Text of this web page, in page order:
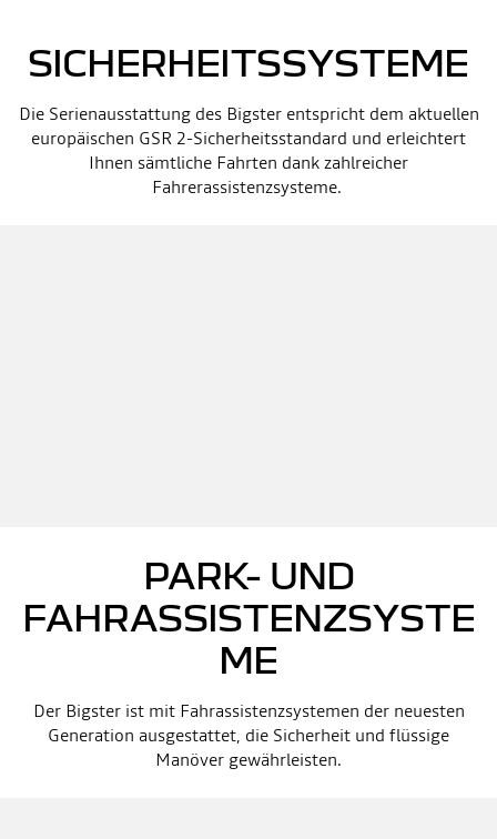
SICHERHEITSSYSTEME
Die Serienausstattung des Bigster entspricht dem aktuellen
europäischen GSR 2-Sicherheitsstandard und erleichtert
Ihnen sämtliche Fahrten dank zahlreicher
Fahrerassistenzsysteme.
PARK- UND
FAHRASSISTENZSYSTE
ME
Der Bigster ist mit Fahrassistenzsystemen der neuesten
Generation ausgestattet, die Sicherheit und flüssige
Manöver gewährleisten.